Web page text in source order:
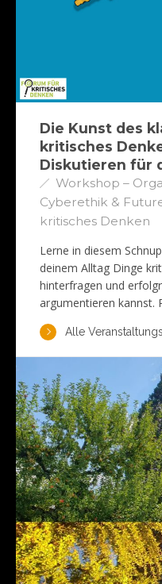
Die Kunst des
kritisches
Diskutieren für
Workshop –
Cyberethik &
kritisches Denken
Lerne in diesem
deinem Alltag Dinge
hinterfragen und
argumentieren kannst.
Alle